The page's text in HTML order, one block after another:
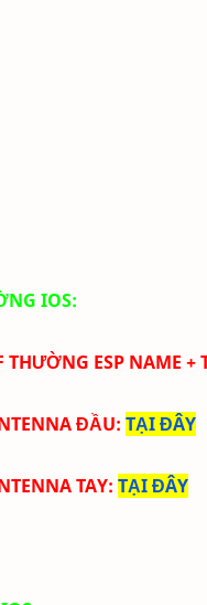
IOS:
THƯỜNG ESP NAME
ĐẦU: TẠI ĐÂY
TAY: TẠI ĐÂY